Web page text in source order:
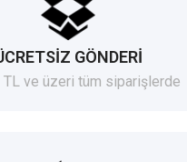
GÖNDERİ
TL ve üzeri tüm siparişlerde